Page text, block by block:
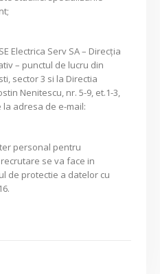
Electrica Serv SA – Direcția
– punctul de lucru din
sector 3 si la Directia
Nenitescu, nr. 5-9, et.1-3,
adresa de e-mail:
personal pentru
se va face in
de protectie a datelor cu